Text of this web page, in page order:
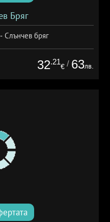
Бряг
Слънчев бряг
32.21
€ / 63лв.